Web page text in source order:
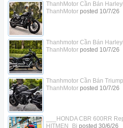
ThanhMotor Cần Bán
ThanhMotorposted 10/7/26
Thanhmotor Cần Bán
ThanhMotorposted 10/7/26
Thanhmotor Cần Bán
ThanhMotorposted 10/7/26
___HONDA CBR 600RR
HITMEN_Bi posted 30/6/26